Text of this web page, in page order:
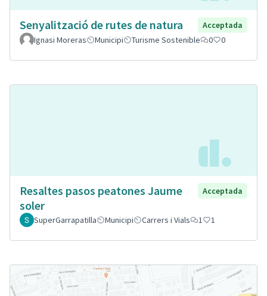
Senyalització de rutes de natura
Acceptada
Ignasi Moreras
Municipi Turisme Sostenible 0 0
Resaltes pasos peatones Jaume
soler
Acceptada
SuperGarrapatilla Municipi Carrers i Vials 1 1